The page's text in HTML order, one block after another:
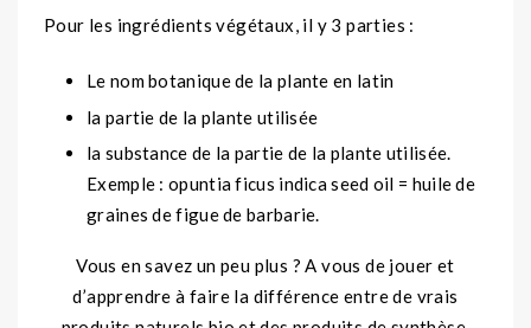
Pour les ingrédients végétaux, il y 3 parties :
Le nom botanique de la plante en latin
la partie de la plante utilisée
la substance de la partie de la plante utilisée.
Exemple : opuntia ficus indica seed oil = huile de
graines de figue de barbarie.
Vous en savez un peu plus ? A vous de jouer et
d’apprendre à faire la différence entre de vrais